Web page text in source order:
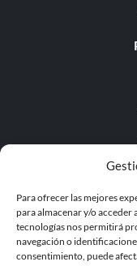
Para ofrecer las mejores
para almacenar y/o acceder
tecnologías nos permitirá
navegación o
consentimiento, puede